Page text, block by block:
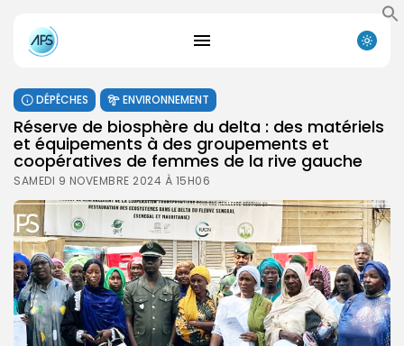
DÉPÊCHES ENVIRONNEMENT
Réserve de biosphère du delta : des matériels
et équipements à des groupements et
coopératives de femmes de la rive gauche
SAMEDI 9 NOVEMBRE 2024 À 15H06